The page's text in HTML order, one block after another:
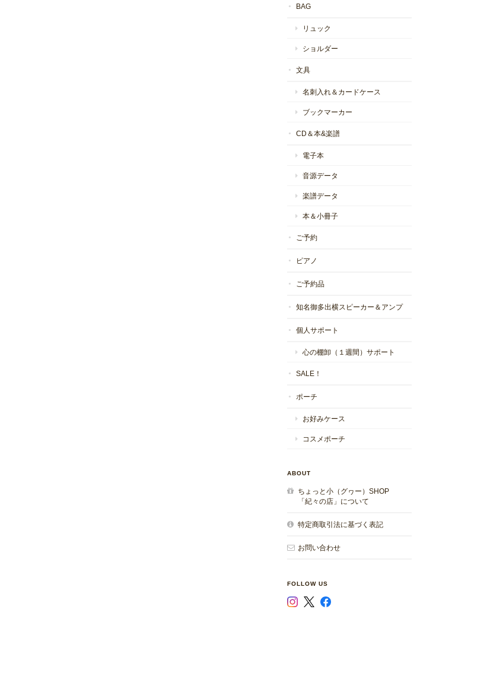
BAG
リュック
ショルダー
文具
名刺入れ＆カードケース
ブックマーカー
CD＆本&楽譜
電子本
音源データ
楽譜データ
本＆小冊子
ご予約
ピアノ
ご予約品
知名御多出横スピーカー＆アンプ
個人サポート
心の棚卸（１週間）サポート
SALE！
ポーチ
お好みケース
コスメポーチ
ABOUT
ちょっと小（グヮー）SHOP
「紀々の店」について
特定商取引法に基づく表記
お問い合わせ
FOLLOW US